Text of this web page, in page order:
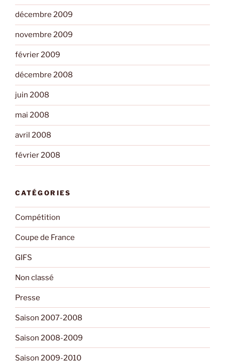
décembre 2009
novembre 2009
février 2009
décembre 2008
juin 2008
mai 2008
avril 2008
février 2008
CATÉGORIES
Compétition
Coupe de France
GIFS
Non classé
Presse
Saison 2007-2008
Saison 2008-2009
Saison 2009-2010